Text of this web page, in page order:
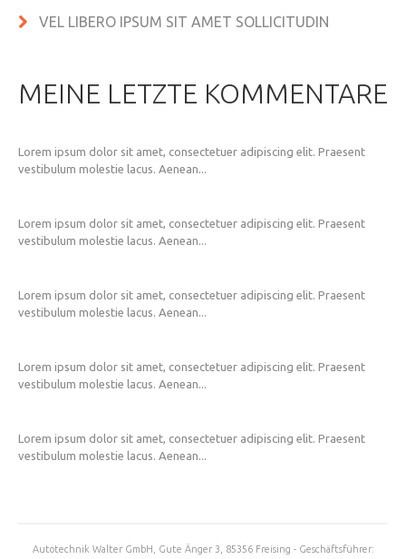
VEL LIBERO IPSUM SIT AMET SOLLICITUDIN
MEINE LETZTE KOMMENTARE
Lorem ipsum dolor sit amet, consectetuer adipiscing elit. Praesent
vestibulum molestie lacus. Aenean...
Lorem ipsum dolor sit amet, consectetuer adipiscing elit. Praesent
vestibulum molestie lacus. Aenean...
Lorem ipsum dolor sit amet, consectetuer adipiscing elit. Praesent
vestibulum molestie lacus. Aenean...
Lorem ipsum dolor sit amet, consectetuer adipiscing elit. Praesent
vestibulum molestie lacus. Aenean...
Lorem ipsum dolor sit amet, consectetuer adipiscing elit. Praesent
vestibulum molestie lacus. Aenean...
Autotechnik Walter GmbH, Gute Änger 3, 85356 Freising - Geschäftsführer: